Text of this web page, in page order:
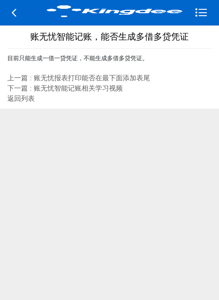
 
账无忧智能记账，能否生成多借多贷凭证
目前只能生成一借一贷凭证，不能生成多借多贷凭证。
上一篇 : 账无忧报表打印能否在最下面添加表尾
下一篇 : 账无忧智能记账相关学习视频
返回列表